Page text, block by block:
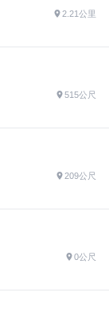
2.21公里
515公尺
209公尺
0公尺